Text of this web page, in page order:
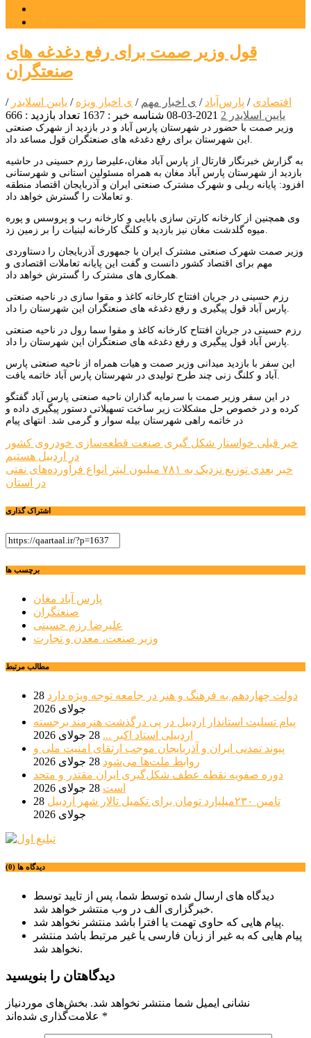
قول وزیر صمت برای رفع دغدغه های
صنعتگران
اقتصادی / پارس‌آباد / ی اخبار مهم / ی اخبار ویژه / یایین اسلایدر /
یایین اسلایدر 2
2021-03-08 شناسه خبر : 1637 تعداد بازدید : 666
وزیر صمت با حضور در شهرستان پارس آباد و در بازدید از شهرک صنعتی
این شهرستان برای رفع دغدغه های صنعتگران قول مساعد داد.
به گزارش خبرنگار قارتال از پارس آباد مغان،علیرضا رزم حسینی در حاشیه
بازدید از شهرستان پارس آباد مغان به همراه مسئولین استانی و شهرستانی
افزود: پایانه ریلی و شهرک مشترک صنعتی ایران و آذربایجان اقتصاد منطقه
و تعاملات را گسترش خواهد داد.
وی همچنین از کارخانه کارتن سازی بابایی و کارخانه رب و پروسس و پوره
میوه گلدشت مغان نیز بازدید و کلنگ کارخانه لبنیات را بر زمین زد.
وزیر صمت شهرک صنعتی مشترک ایران با جمهوری آذربایجان را دستاوردی
مهم برای اقتصاد کشور دانست و گفت این پایانه تعاملات اقتصادی و
همکاری های مشترک را گسترش خواهد داد.
رزم حسینی در جریان افتتاح کارخانه کاغذ و مقوا سازی در ناحیه صنعتی
پارس آباد قول پیگیری و رفع دغدغه های صنعتگران این شهرستان را داد.
رزم حسینی در جریان افتتاح کارخانه کاغذ و مقوا سما رول در ناحیه صنعتی
پارس آباد قول پیگیری و رفع دغدغه های صنعتگران این شهرستان را داد.
این سفر با بازدید میدانی وزیر صمت و هیات همراه از ناحیه صنعتی پارس
آباد و کلنگ زنی چند طرح تولیدی در شهرستان پارس آباد خاتمه یافت.
در این سفر وزیر صمت با سرمایه گذاران ناحیه صنعتی پارس آباد گفتگو
کرده و در خصوص حل مشکلات زیر ساخت تسهیلاتی دستور پیگیری داده و
در خاتمه راهی شهرستان بیله سوار و گرمی شد. انتهای پیام
راهبری
نوشته
خبر قبلی خواستار شکل گیری صنعت قطعه‌سازی خودروی کشور
در اردبیل هستیم
خبر بعدی
توزیع نزدیک به ۷۸۱ میلیون لیتر انواع فرآورده‌های نفتی
در استان
اشتراک گذاری
برچسب ها
پارس آباد مغان
صنعتگران
علیرضا رزم حسینی
وزیر صنعت، معدن و تجارت
مطالب مرتبط
دولت چهاردهم به فرهنگ و هنر در جامعه توجه ویژه دارد 28
جولای 2026
پیام تسلیت استاندار اردبیل در پی درگذشت هنرمند برجسته
اردبیلی استاد اکبر ... 28 جولای 2026
پیوند تمدنی ایران و آذربایجان موجب ارتقای امنیت ملی و
روابط ملت‌ها می‌شود 28 جولای 2026
دوره صفویه نقطه عطف شکل‌گیری ایران مقتدر و متحد
است 28 جولای 2026
تامین ۲۳۰میلیارد تومان برای تکمیل تالار شهر اردبیل
28
جولای 2026
دیدگاه ها (0)
دیدگاه های ارسال شده توسط شما، پس از تایید توسط
خبرگزاری الف در وب منتشر خواهد شد.
پیام هایی که حاوی تهمت یا افترا باشد منتشر نخواهد شد.
پیام هایی که به غیر از زبان فارسی یا غیر مرتبط باشد منتشر
نخواهد شد.
دیدگاهتان را بنویسید
نشانی ایمیل شما منتشر نخواهد شد. بخش‌های موردنیاز
*